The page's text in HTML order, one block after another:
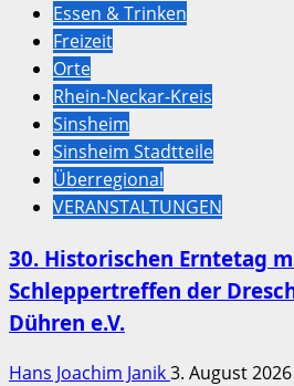
Essen & Trinken
Freizeit
Orte
Rhein-Neckar-Kreis
Sinsheim
Sinsheim Stadtteile
Überregional
VERANSTALTUNGEN
30. Historischen Erntetag
Schleppertreffen der
Dühren e.V.
Hans Joachim Janik3. August 2026